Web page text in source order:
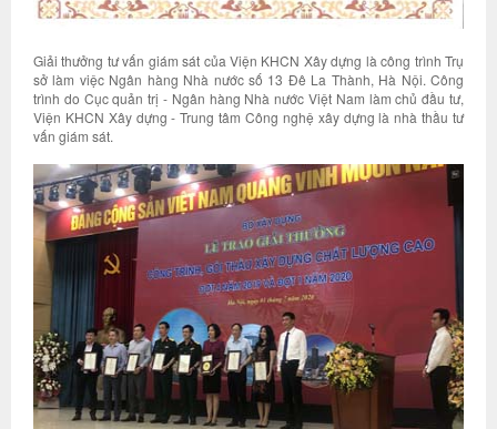
Giải thưởng tư vấn giám sát của Viện KHCN Xây dựng là công trình Trụ
sở làm việc Ngân hàng Nhà nước số 13 Đê La Thành, Hà Nội. Công
trình do Cục quản trị - Ngân hàng Nhà nước Việt Nam làm chủ đầu tư,
Viện KHCN Xây dựng - Trung tâm Công nghệ xây dựng là nhà thầu tư
vấn giám sát.